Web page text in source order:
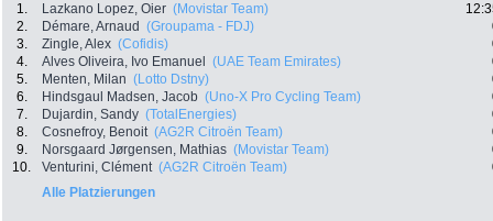
1. Lazkano Lopez, Oier (Movistar Team)
2.
Démare, Arnaud (Groupama - FDJ)
3.
Zingle, Alex (Cofidis)
4.
Alves Oliveira, Ivo Emanuel (UAE Team Emirates)
5.
Menten, Milan (Lotto Dstny)
6.
Hindsgaul Madsen, Jacob (Uno-X Pro Cycling Team)
7.
Dujardin, Sandy (TotalEnergies)
8.
Cosnefroy, Benoit (AG2R Citroën Team)
9.
Norsgaard Jørgensen, Mathias (Movistar Team)
10.
Venturini, Clément (AG2R Citroën Team)
Alle Platzierungen